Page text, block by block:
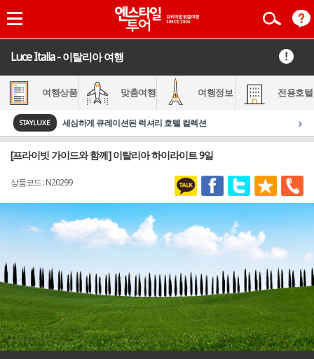
Luce Italia - 이탈리아 여행
여행상품 맞춤여행 여행정보 전용호텔
STAYLUXE 세심하게 큐레이션된 럭셔리 호텔 컬렉션 ›
[프라이빗 가이드와 함께] 이탈리아 하이라이트 9일
상품코드 : N20299